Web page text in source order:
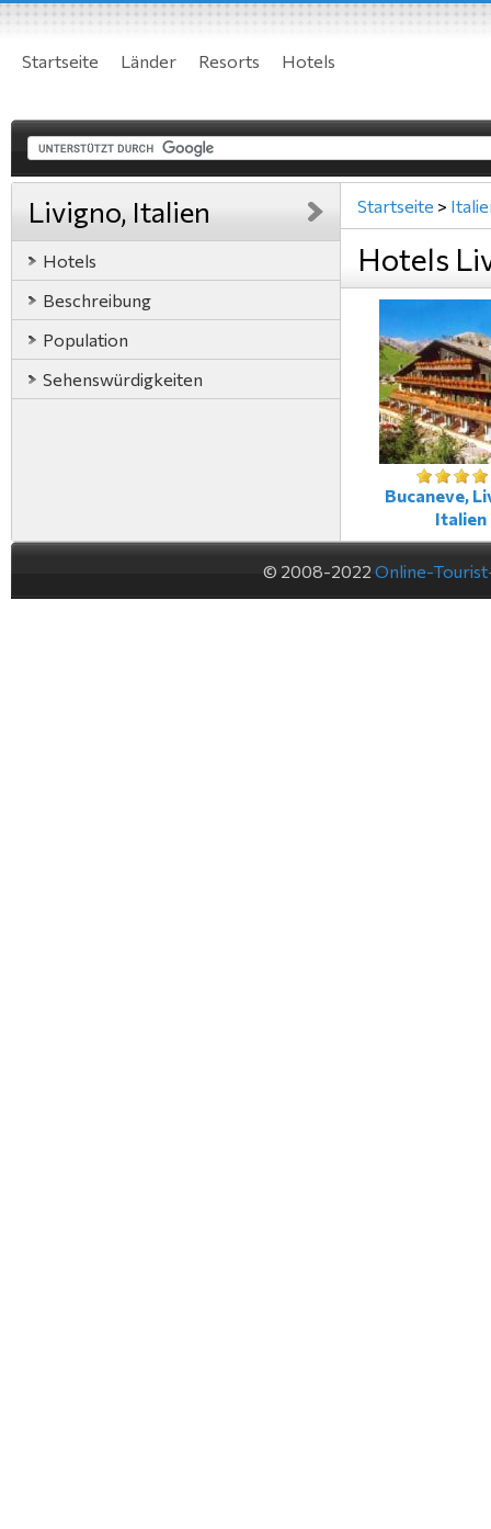
Startseite Länder Resorts Hotels
Livigno, Italien
Hotels
Beschreibung
Population
Sehenswürdigkeiten
Startseite >
Hotels
Bucaneve,
Italien
© 2008-2022 Online-